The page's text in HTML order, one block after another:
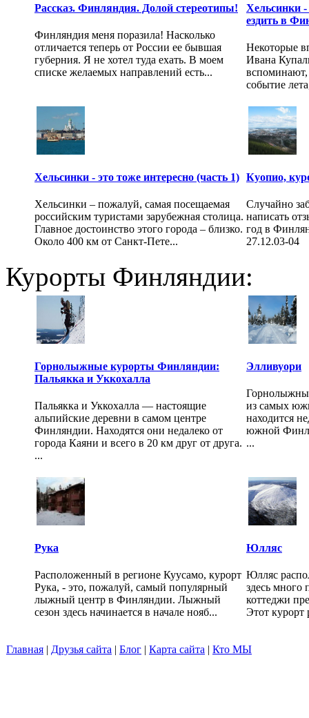
Рассказ. Финляндия. Долой стереотипы!
Финляндия меня поразила! Насколько
отличается теперь от России ее бывшая
губерния. Я не хотел туда ехать. В моем
списке желаемых направлений есть...
Хельсинки -
ездить в
Некоторые
Ивана
событие
Хельсинки - это тоже интересно (часть 1)
Хельсинки – пожалуй, самая посещаемая
российским туристами зарубежная столица.
Главное достоинство этого города – близко.
Около 400 км от Санкт-Пете...
Куопио,
Случайно
написать
год в
27.12.03-04
Курорты Финляндии:
Горнолыжные курорты Финляндии:
Пальякка и Уккохалла
Пальякка и Уккохалла — настоящие
альпийские деревни в самом центре
Финляндии. Находятся они недалеко от
города Каяни и всего в 20 км друг от друга.
...
Элливуори
из самых
находится
южной
...
Рука
Расположенный в регионе Куусамо, курорт
Рука, - это, пожалуй, самый популярный
лыжный центр в Финляндии. Лыжный
сезон здесь начинается в начале нояб...
Юлляс
Юлляс
здесь много
коттеджи
Этот курорт
Главная | Друзья сайта | Блог | Карта сайта | Кто МЫ